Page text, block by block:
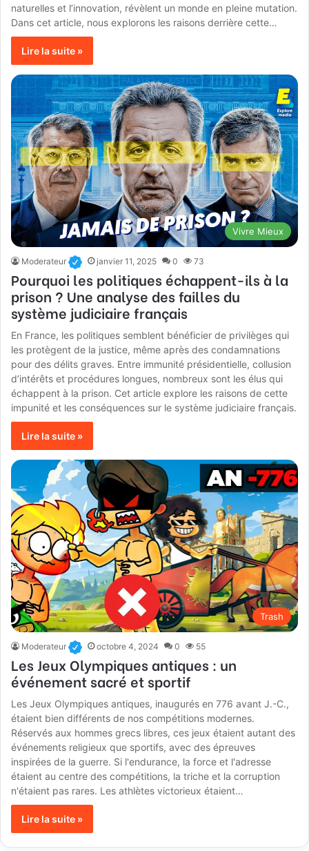
naturelles et l’innovation, révèlent un monde en pleine mutation.
Dans cet article, nous explorons les raisons derrière cette…
Lire la suite »
Vivre Mieux
Moderateur janvier 11, 2025 0 73
Pourquoi les politiques échappent-ils à la
prison ? Une analyse des failles du
système judiciaire français
En France, les politiques semblent bénéficier de privilèges qui
les protègent de la justice, même après des condamnations
pour des délits graves. Entre immunité présidentielle, collusion
d’intérêts et procédures longues, nombreux sont les élus qui
échappent à la prison. Cet article explore les raisons de cette
impunité et les conséquences sur le système judiciaire français.
Lire la suite »
Trash
Moderateur octobre 4, 2024 0 55
Les Jeux Olympiques antiques : un
événement sacré et sportif
Les Jeux Olympiques antiques, inaugurés en 776 avant J.-C.,
étaient bien différents de nos compétitions modernes.
Réservés aux hommes grecs libres, ces jeux étaient autant des
événements religieux que sportifs, avec des épreuves
inspirées de la guerre. Si l'endurance, la force et l'adresse
étaient au centre des compétitions, la triche et la corruption
n'étaient pas rares. Les athlètes victorieux étaient…
Lire la suite »